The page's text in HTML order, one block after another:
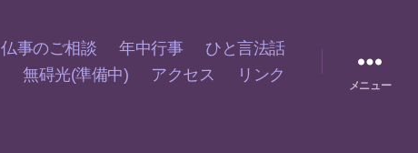
仏事のご相談 年中行事
ひと言法話
無碍光(準備中)
アクセス リンク
メニュー